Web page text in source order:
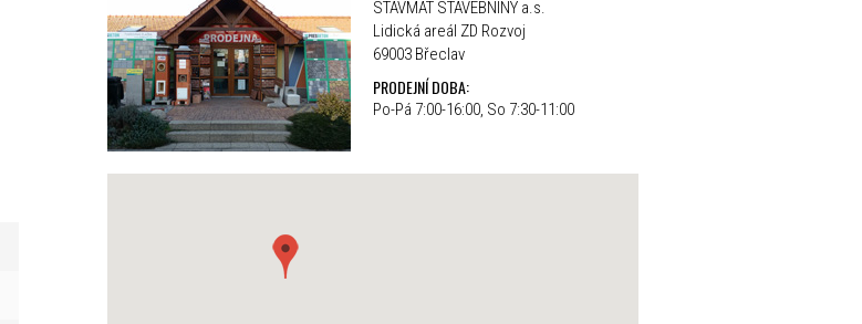
STAVMAT STAVEBNINY a.s.
Lidická areál ZD Rozvoj
69003 Břeclav
PRODEJNÍ DOBA:
Po-Pá 7:00-16:00, So 7:30-11:00